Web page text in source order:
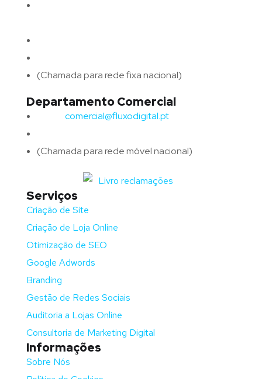
(Chamada para rede fixa nacional)
Departamento Comercial
comercial@fluxodigital.pt
(Chamada para rede móvel nacional)
Serviços
Criação de Site
Criação de Loja Online
Otimização de SEO
Google Adwords
Branding
Gestão de Redes Sociais
Auditoria a Lojas Online
Consultoria de Marketing Digital
Informações
Sobre Nós